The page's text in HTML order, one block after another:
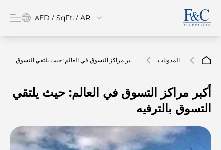
AED / SqFt. / AR
المدونات
أكبر مراكز التسوق في العالم: حيث يلتقي التسوق
أكبر مراكز التسوق في العالم: حيث يلتقي
التسوق بالترفيه